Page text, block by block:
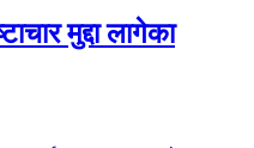
मुद्दा लागेका